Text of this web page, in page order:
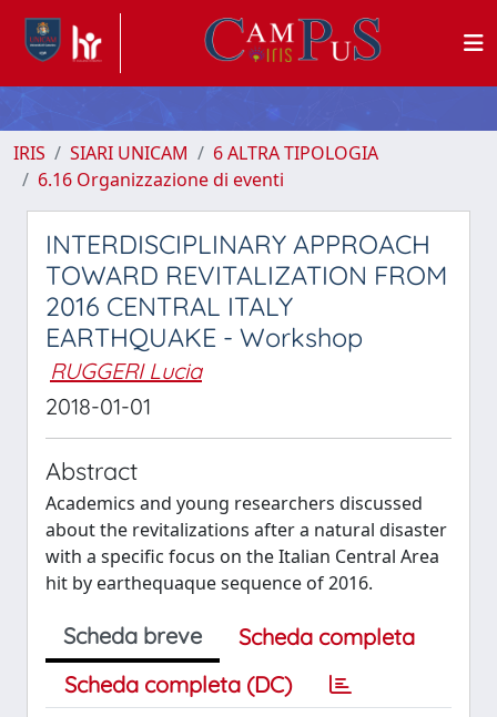
IRIS SIARI UNICAM
6 ALTRA TIPOLOGIA
6.16 Organizzazione di eventi
INTERDISCIPLINARY APPROACH
TOWARD REVITALIZATION FROM
2016 CENTRAL ITALY
EARTHQUAKE - Workshop
RUGGERI Lucia
2018-01-01
Abstract
Academics and young researchers discussed
about the revitalizations after a natural disaster
with a specific focus on the Italian Central Area
hit by earthequaque sequence of 2016.
Scheda breve
Scheda completa
Scheda completa (DC)